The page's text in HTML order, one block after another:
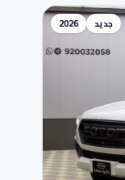
جديد 2026